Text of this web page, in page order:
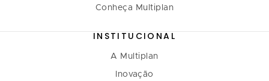
Conheça Multiplan
INSTITUCIONAL
A Multiplan
Inovação